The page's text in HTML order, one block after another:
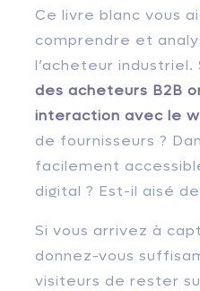
Ce livre blanc vous
comprendre et
l’acheteur industriel.
des acheteurs B2B
interaction avec le
de fournisseurs ?
facilement
digital ? Est-il aisé
Si vous arrivez à
donnez-vous
visiteurs de rester